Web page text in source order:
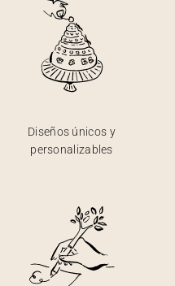
Diseños únicos y
personalizables